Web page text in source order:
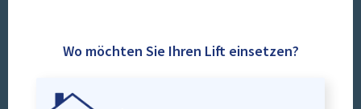
Wo möchten Sie Ihren Lift einsetzen?